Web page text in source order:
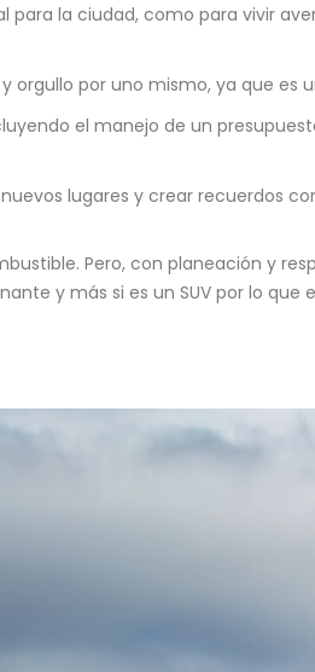
la ciudad, como para vivir
por uno mismo, ya que es
el manejo de un
lugares y crear recuerdos
Pero, con planeación y
y más si es un SUV por lo que